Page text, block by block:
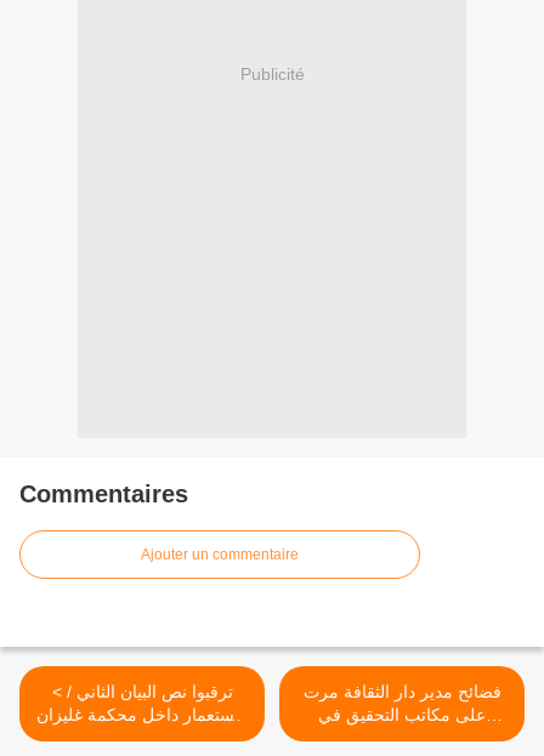
Publicité
Commentaires
Ajouter un commentaire
< ترقبوا نص البيان الثاني /
الاستعمار داخل محكمة غليزان
يا للعار /نفضل ان تموت في
فضائح مدير دار الثقافة مرت
على مكاتب التحقيق في
مستغانم وغليزان مرور الكرام